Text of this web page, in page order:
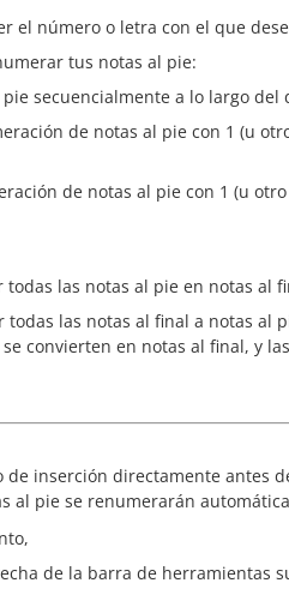
el número o letra con el que
tus notas al pie:
secuencialmente a lo largo del
de notas al pie con 1 (u
de notas al pie con 1 (u
todas las notas al pie en notas al
todas las notas al final a notas al
convierten en notas al final, y
inserción directamente antes
al pie se renumerarán
de la barra de herramientas